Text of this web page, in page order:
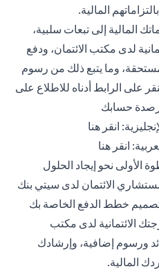
المالية.
المالية إلى تبعات سلبية،
لدى مكتب الائتمان، ودفع
وما يتبع ذلك من رسوم
على الرابط أدناه للاطلاع على
حسابك
انقر هنا
انقر هنا
الأولى نحو إيجاد الحلول
مستشاري الائتمان لدى سيتي بنك
خطط الدفع الخاصة بك
الائتمانية لدى مكتب
ورسوم إضافية، وإرشادك
المالية.